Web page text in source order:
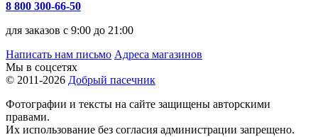
8 800 300-66-50
для заказов с 9:00 до 21:00
Написать нам письмо Адреса магазинов
Мы в соцсетях
© 2011-2026 Добрый пасечник
Фотографии и тексты на сайте защищены авторскими
правами.
Их использование без согласия администрации запрещено.